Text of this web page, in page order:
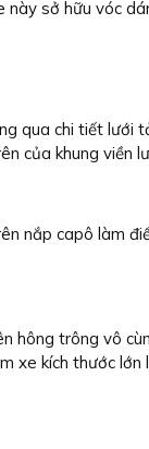
sở hữu vóc
qua chi tiết lưới
của khung viền
nắp capô làm
hông trông vô
xe kích thước